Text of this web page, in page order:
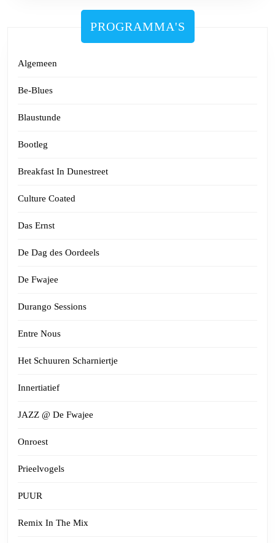
PROGRAMMA'S
Algemeen
Be-Blues
Blaustunde
Bootleg
Breakfast In Dunestreet
Culture Coated
Das Ernst
De Dag des Oordeels
De Fwajee
Durango Sessions
Entre Nous
Het Schuuren Scharniertje
Innertiatief
JAZZ @ De Fwajee
Onroest
Prieelvogels
PUUR
Remix In The Mix